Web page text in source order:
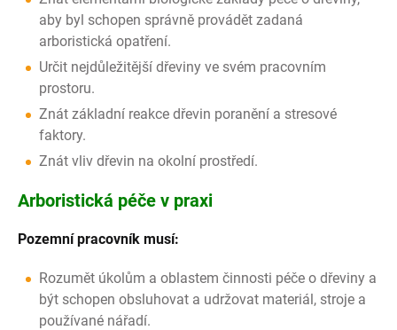
aby byl schopen správně provádět zadaná
arboristická opatření.
Určit nejdůležitější dřeviny ve svém pracovním
prostoru.
Znát základní reakce dřevin poranění a stresové
faktory.
Znát vliv dřevin na okolní prostředí.
Arboristická péče v praxi
Pozemní pracovník musí:
Rozumět úkolům a oblastem činnosti péče o dřeviny a
být schopen obsluhovat a udržovat materiál, stroje a
používané nářadí.